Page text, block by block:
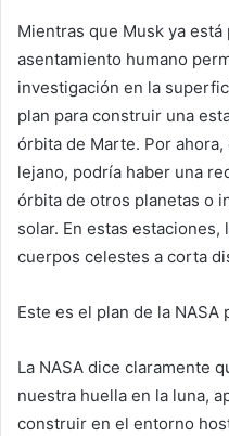
Mientras que Musk ya
asentamiento humano
investigación en la
plan para construir una
órbita de Marte. Por
lejano, podría haber una
órbita de otros planetas o
solar. En estas
cuerpos celestes a corta
Este es el plan de la NASA
La NASA dice claramente
nuestra huella en la luna,
construir en el entorno